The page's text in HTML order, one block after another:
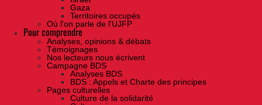
Gaza
Territoires occupés
Où l'on parle de l'UJFP
Pour comprendre
Analyses, opinions & débats
Témoignages
Nos lecteurs nous écrivent
Campagne BDS
Analyses BDS
BDS : Appels et Charte des principes
Pages culturelles
Culture de la solidarité